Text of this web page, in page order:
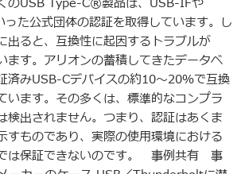
た公式団体の認証を取得しています。し
出ると、互換性に起因するトラブルが
ます。アリオンの蓄積してきたデータベ
済みUSB-Cデバイスの約10〜20％で互換
います。その多くは、標準的なコンプラ
検出されません。つまり、認証はあくま
すものであり、実際の使用環境における
は保証できないのです。 事例共有 事